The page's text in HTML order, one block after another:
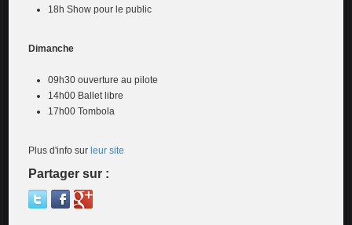
18h Show pour le public
Dimanche
09h30 ouverture au pilote
14h00 Ballet libre
17h00 Tombola
Plus d'info sur leur site
Partager sur :